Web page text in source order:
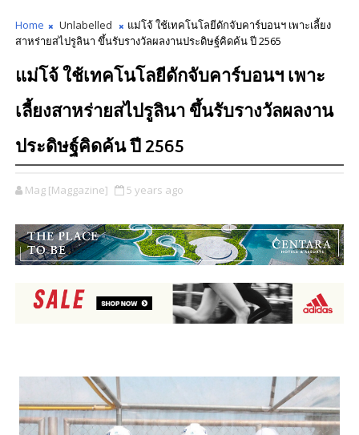
Home Unlabelled
แม่โจ้ ใช้เทคโนโลยีดักจับคาร์บอนฯ เพาะเลี้ยง
สาหร่ายสไปรูลินา ขึ้นรับรางวัลผลงานประดิษฐ์คิดค้น ปี 2565
แม่โจ้ ใช้เทคโนโลยีดักจับคาร์บอนฯ เพาะ
เลี้ยงสาหร่ายสไปรูลินา ขึ้นรับรางวัลผลงาน
ประดิษฐ์คิดค้น ปี 2565
Mag [Maggazine] 5 years ago